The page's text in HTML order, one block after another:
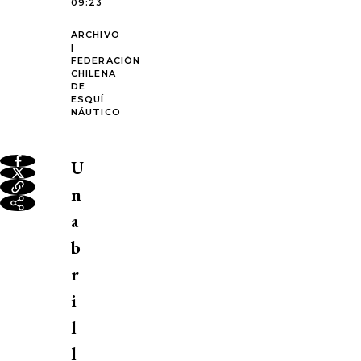
09:23
ARCHIVO
|
FEDERACIÓN
CHILENA
DE
ESQUÍ
NÁUTICO
U
n
a
b
r
i
l
l